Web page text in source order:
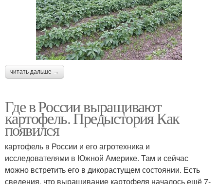
читать дальше →
Где в России выращивают
картофель. Предыстория Как
появился
картофель в России и его агротехника и
исследователями в Южной Америке. Там и сейчас
можно встретить его в дикорастущем состоянии. Есть
сведения, что выращивание картофеля началось ещё 7-